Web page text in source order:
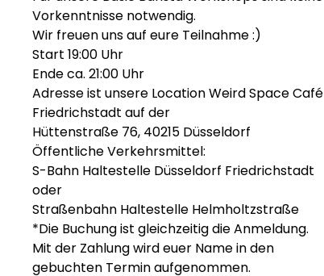
Vorkenntnisse notwendig.
Wir freuen uns auf eure Teilnahme :)
Start 19:00 Uhr
Ende ca. 21:00 Uhr
Adresse ist unsere Location Weird Space Café
Friedrichstadt auf der
Hüttenstraße 76, 40215 Düsseldorf
Öffentliche Verkehrsmittel:
S-Bahn Haltestelle Düsseldorf Friedrichstadt
oder
Straßenbahn Haltestelle Helmholtzstraße
*Die Buchung ist gleichzeitig die Anmeldung.
Mit der Zahlung wird euer Name in den
gebuchten Termin aufgenommen.